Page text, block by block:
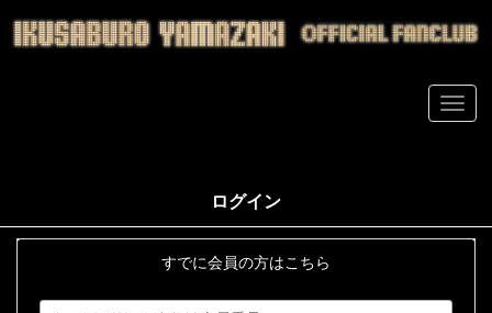
ログイン
すでに会員の方はこちら